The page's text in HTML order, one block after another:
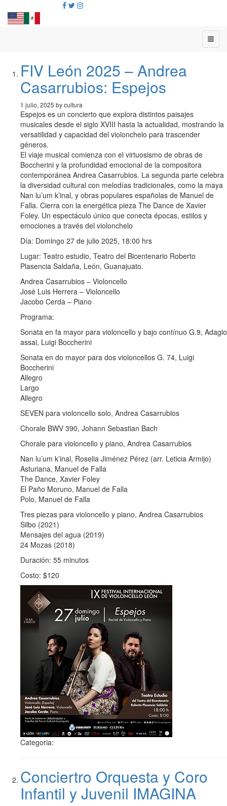
FIV León 2025 – Andrea
Casarrubios: Espejos
1 julio, 2025 by cultura
Espejos es un concierto que explora distintos paisajes
musicales desde el siglo XVIII hasta la actualidad, mostrando la
versatilidad y capacidad del violonchelo para trascender
géneros.
El viaje musical comienza con el virtuosismo de obras de
Boccherini y la profundidad emocional de la compositora
contemporánea Andrea Casarrubios. La segunda parte celebra
la diversidad cultural con melodías tradicionales, como la maya
Nan lu’um k’inal, y obras populares españolas de Manuel de
Falla. Cierra con la energética pieza The Dance de Xavier
Foley. Un espectáculo único que conecta épocas, estilos y
emociones a través del violonchelo
Día: Domingo 27 de julio 2025, 18:00 hrs
Lugar: Teatro estudio, Teatro del Bicentenario Roberto
Plasencia Saldaña, León, Guanajuato.
Andrea Casarrubios – Violoncello
José Luis Herrera – Violoncello
Jacobo Cerda – Piano
Programa:
Sonata en fa mayor para violoncello y bajo contínuo G.9, Adagio
assai, Luigi Boccherini
Sonata en do mayor para dos violoncellos G. 74, Luigi
Boccherini
Allegro
Largo
Allegro
SEVEN para violoncello solo, Andrea Casarrubios
Chorale BWV 390, Johann Sebastian Bach
Chorale para violoncello y piano, Andrea Casarrubios
Nan lu’um k’inal, Roselia Jiménez Pérez (arr. Leticia Armijo)
Asturiana, Manuel de Falla
The Dance, Xavier Foley
El Paño Moruno, Manuel de Falla
Polo, Manuel de Falla
Tres piezas para violoncello y piano, Andrea Casarrubios
Silbo (2021)
Mensajes del agua (2019)
24 Mozas (2018)
Duración: 55 minutos
Costo: $120
Categoria:
Conciertro Orquesta y Coro
Infantil y Juvenil IMAGINA